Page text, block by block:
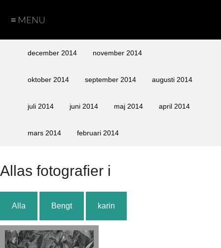
≡ MENU
sida
sida
Fotograf
Cookiedecember 2014 november 2014
oktober 2014 september 2014 augusti 2014
juli 2014 juni 2014 maj 2014 april 2014
mars 2014 februari 2014
Allas fotografier i
Alla Bengt karin